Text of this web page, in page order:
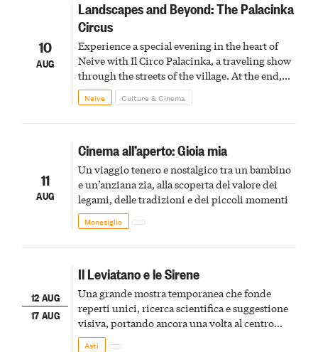
10
AUG
Landscapes and Beyond: The Palacinka
Circus
Experience a special evening in the heart of
Neive with Il Circo Palacinka, a traveling show
through the streets of the village. At the end,
Cascina Fonda Winery will offer a tasting of
two sparkling wines.
Neive Culture & Cinema
11
AUG
Cinema all’aperto: Gioia mia
Un viaggio tenero e nostalgico tra un bambino
e un’anziana zia, alla scoperta del valore dei
legami, delle tradizioni e dei piccoli momenti
Monesiglio
12 AUG
17 AUG
Il Leviatano e le Sirene
Una grande mostra temporanea che fonde
reperti unici, ricerca scientifica e suggestione
visiva, portando ancora una volta al centro
della scena le meraviglie del passato astigiano
Asti